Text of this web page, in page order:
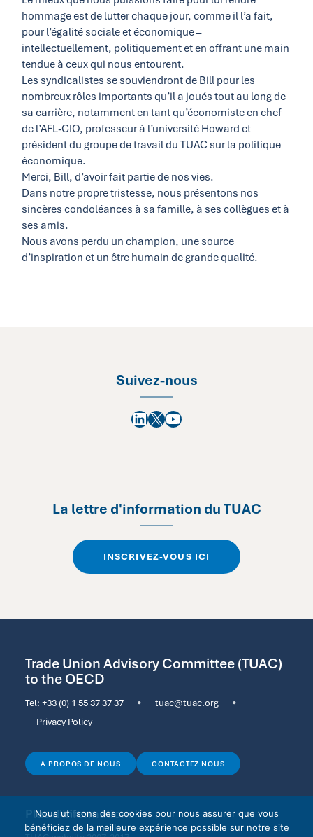
hommage est de lutter chaque jour, comme il l’a fait,
pour l’égalité sociale et économique –
intellectuellement, politiquement et en offrant une main
tendue à ceux qui nous entourent.
Les syndicalistes se souviendront de Bill pour les
nombreux rôles importants qu’il a joués tout au long de
sa carrière, notamment en tant qu’économiste en chef
de l’AFL-CIO, professeur à l’université Howard et
président du groupe de travail du TUAC sur la politique
économique.
Merci, Bill, d’avoir fait partie de nos vies.
Dans notre propre tristesse, nous présentons nos
sincères condoléances à sa famille, à ses collègues et à
ses amis.
Nous avons perdu un champion, une source
d’inspiration et un être humain de grande qualité.
Suivez-nous
LinkedIn
X YouTube
La lettre d'information du TUAC
INSCRIVEZ-VOUS ICI
Trade Union Advisory Committee (TUAC)
to the OECD
Tel: +33 (0) 1 55 37 37 37 • tuac@tuac.org
•
Privacy Policy
A PROPOS DE NOUS CONTACTEZ NOUS
Plus d'informations
Nous utilisons des cookies pour nous assurer que vous
bénéficiez de la meilleure expérience possible sur notre site